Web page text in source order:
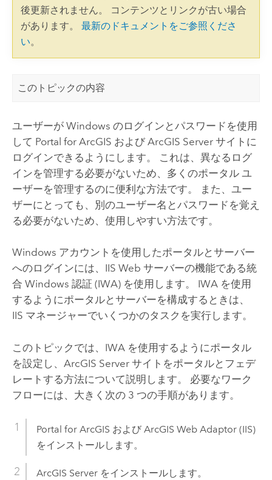
後更新されません。 コンテンツとリンクが古い場合
があります。 最新のドキュメントをご参照くださ
い。
このトピックの内容
ユーザーが Windows のログインとパスワードを使用
して Portal for ArcGIS および ArcGIS Serverサイトに
ログインできるようにします。 これは、異なるログ
インを管理する必要がないため、多くのポータル ユ
ーザーを管理するのに便利な方法です。 また、ユー
ザーにとっても、別のユーザー名とパスワードを覚え
る必要がないため、使用しやすい方法です。
Windows アカウントを使用したポータルとサーバー
へのログインには、 IIS Web サーバーの機能である統
合 Windows 認証 (IWA) を使用します。 IWA を使用
するようにポータルとサーバーを構成するときは、
IIS マネージャーでいくつかのタスクを実行します。
このトピックでは、IWA を使用するようにポータル
を設定し、 ArcGIS Serverサイトをポータルとフェデ
レートする方法について説明します。 必要なワーク
フローには、大きく次の 3 つの手順があります。
Portal for ArcGIS および ArcGIS Web Adaptor (IIS)
をインストールします。
ArcGIS Serverをインストールします。